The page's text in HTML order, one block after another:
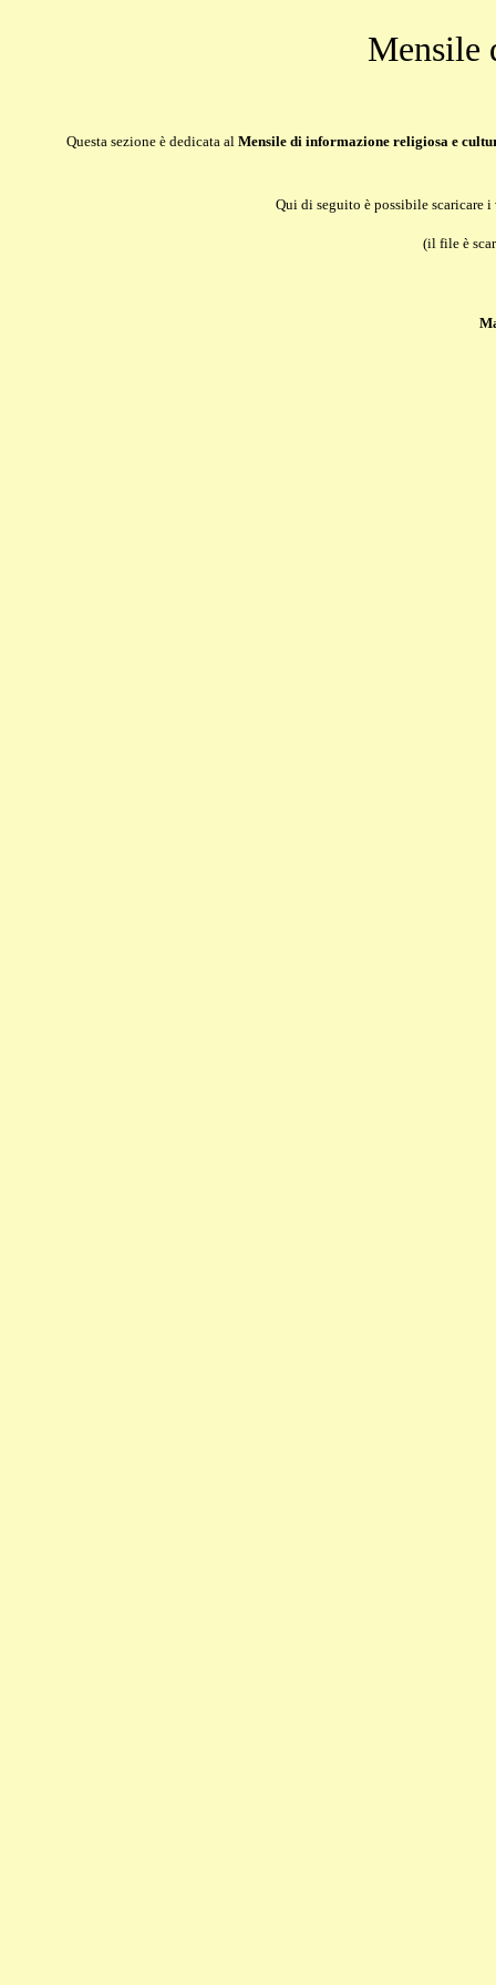
Mensile
Questa sezione è dedicata al Mensile di informazione religiosa e
Qui di seguito è possibile scaricare
(il file è